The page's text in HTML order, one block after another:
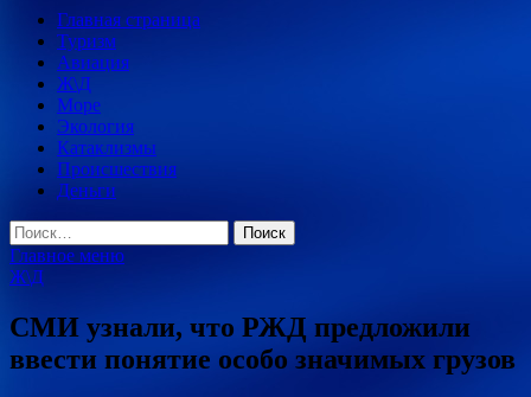
Главная страница
Туризм
Авиация
Ж\Д
Море
Экология
Катаклизмы
Происшествия
Деньги
Найти:
Главное меню
Ж\Д
СМИ узнали, что РЖД предложили
ввести понятие особо значимых грузов